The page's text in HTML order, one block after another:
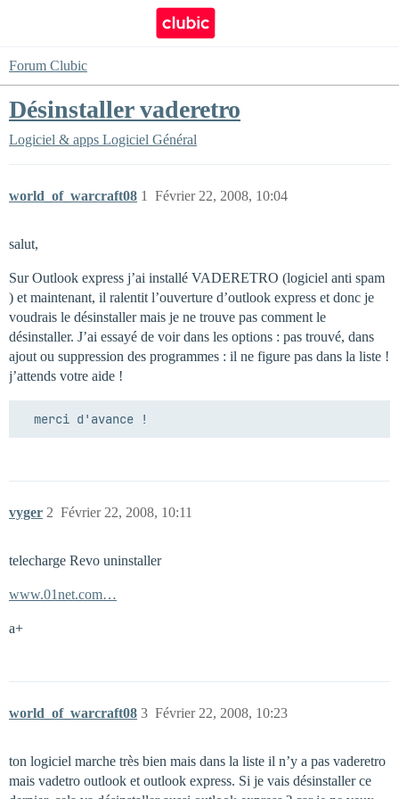
Forum Clubic
Désinstaller vaderetro
Logiciel & apps Logiciel Général
world_of_warcraft08 Février 22, 2008, 10:04
1
salut,
Sur Outlook express j’ai installé VADERETRO (logiciel anti spam
) et maintenant, il ralentit l’ouverture d’outlook express et donc je
voudrais le désinstaller mais je ne trouve pas comment le
désinstaller. J’ai essayé de voir dans les options : pas trouvé, dans
ajout ou suppression des programmes : il ne figure pas dans la liste !
j’attends votre aide !
vyger Février 22, 2008, 10:11
2
telecharge Revo uninstaller
www.01net.com…
a+
world_of_warcraft08 Février 22, 2008, 10:23
3
ton logiciel marche très bien mais dans la liste il n’y a pas vaderetro
mais vadetro outlook et outlook express. Si je vais désinstaller ce